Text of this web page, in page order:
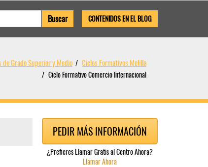
CONTENIDOS EN EL BLOG
Grado Superior y Medio Ciclos Formativos Melilla
Ciclo Formativo Comercio Internacional
PEDIR MÁS INFORMACIÓN
¿Prefieres Llamar Gratis al Centro Ahora?
Llamar Ahora